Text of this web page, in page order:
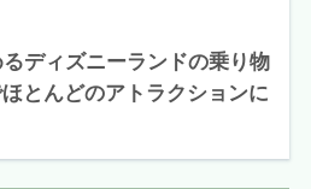
ディズニーランドの乗り物
とんどのアトラクションに